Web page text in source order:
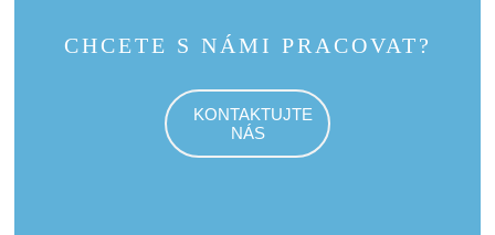
CHCETE S NÁMI PRACOVAT?
KONTAKTUJTE
NÁS